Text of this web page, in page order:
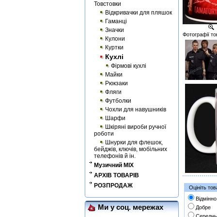
Товстовки
Відкривачки для пляшок
Гаманці
Значки
Кулони
Куртки
Кухлі
Фірмові кухлі
Майки
Рюкзаки
Фляги
Футболки
Чохли для навушників
Шарфи
Шкіряні вироби ручної
роботи
Шнурки для флешок,
бейджів, ключів, мобільних
телефонів й ін.
Музичний MIX
АРХІВ ТОВАРІВ
РОЗПРОДАЖ
Ми у соц. мережах
Фотографії
Оцініть
Добре